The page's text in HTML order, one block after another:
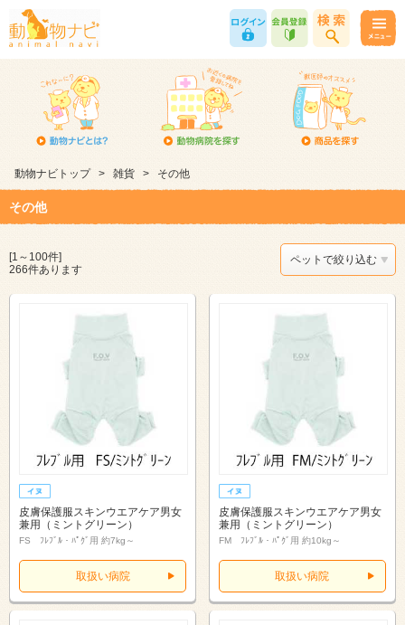
動物ナビトップ > 雑貨 > その他
その他
[1～100件]
266件あります
ペットで絞り込む
皮膚保護服スキンウエアケア男女
兼用（ミントグリーン）
FS ﾌﾚﾌﾞﾙ・ﾊﾟｸﾞ用 約7kg～
取扱い病院
皮膚保護服スキンウエアケア男女
兼用（ミントグリーン）
FM ﾌﾚﾌﾞﾙ・ﾊﾟｸﾞ用 約10kg～
取扱い病院